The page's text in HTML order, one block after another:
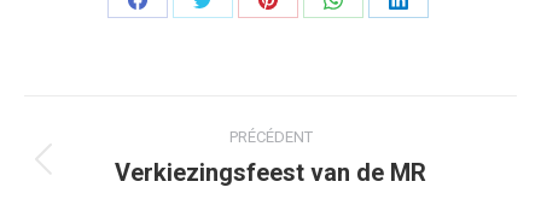
PartagerPartagerPartagerPartagerPartager
article
PRÉCÉDENT
Article
Verkiezingsfeest van de MR